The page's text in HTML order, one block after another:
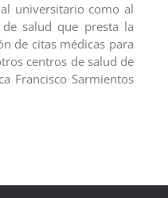
universitario como al
salud que presta la
de citas médicas para
centros de salud de
Francisco Sarmientos